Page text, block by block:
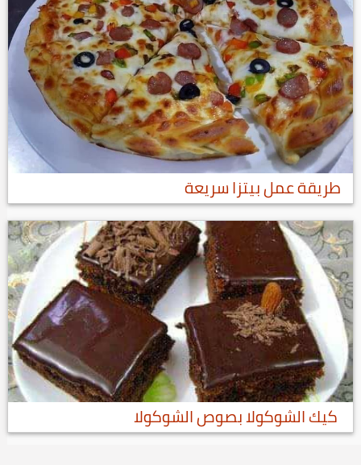
طريقة عمل بيتزا سريعة
كيك الشوكولا بصوص الشوكولا